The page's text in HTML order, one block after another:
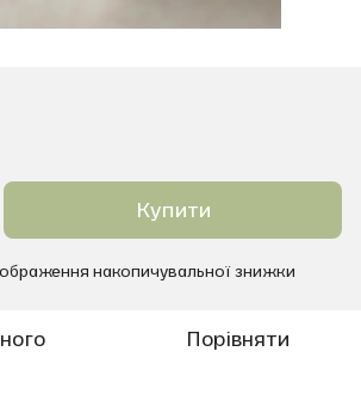
Купити
накопичувальної знижки
Порівняти